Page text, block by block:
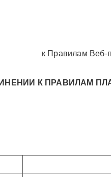
к Правилам
К ПРАВИЛАМ